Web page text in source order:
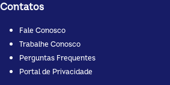
Contatos
Fale Conosco
Trabalhe Conosco
Perguntas Frequentes
Portal de Privacidade